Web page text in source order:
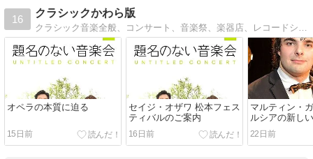
16
クラシックかわら版
オペラの本質に迫る
15日前
セイジ・オザワ 松本フェス
ティバルのご案内
16日前
マルティン・
ルシアの新し
22日前